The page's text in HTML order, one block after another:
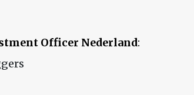
Officer Nederland: